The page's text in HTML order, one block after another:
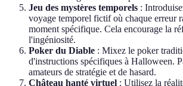
Jeu des mystères temporels :
voyage temporel fictif où chaque erreur
moment spécifique. Cela encourage la
l'ingéniosité.
Poker du Diable : Mixez le poker
d'instructions spécifiques à Halloween.
amateurs de stratégie et de hasard.
Château hanté virtuel : Utilisez la